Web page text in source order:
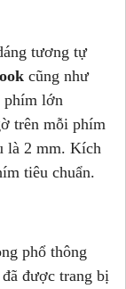
tương tự
cũng như
phím lớn
trên mỗi phím
là 2 mm. Kích
tiêu chuẩn.
phổ thông
được trang bị